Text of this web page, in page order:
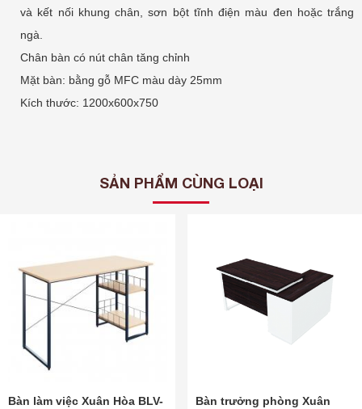
và kết nối khung chân, sơn bột tĩnh điện màu đen hoặc trắng
ngà.
Chân bàn có nút chân tăng chỉnh
Mặt bàn: bằng gỗ MFC màu dày 25mm
Kích thước: 1200x600x750
SẢN PHẨM CÙNG LOẠI
Bàn làm việc Xuân Hòa BLV-
Bàn trưởng phòng Xuân